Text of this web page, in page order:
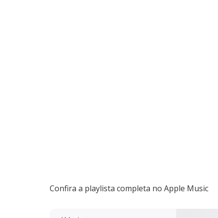
Confira a playlista completa no Apple Music